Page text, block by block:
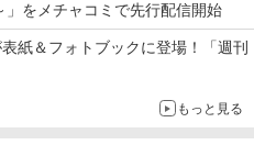
をメチャコミで先行配信開始
紙＆フォトブックに登場！「週刊
もっと見る